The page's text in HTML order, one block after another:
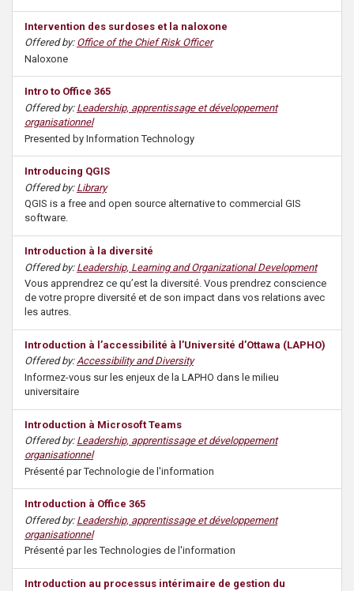
Intervention des surdoses et la naloxone
Offered by: Office of the Chief Risk Officer
Naloxone
Intro to Office 365
Offered by: Leadership, apprentissage et développement
organisationnel
Presented by Information Technology
Introducing QGIS
Offered by: Library
QGIS is a free and open source alternative to commercial GIS
software.
Introduction à la diversité
Offered by: Leadership, Learning and Organizational Development
Vous apprendrez ce qu’est la diversité. Vous prendrez conscience
de votre propre diversité et de son impact dans vos relations avec
les autres.
Introduction à l’accessibilité à l’Université d’Ottawa (LAPHO)
Offered by:Accessibility and Diversity
Informez-vous sur les enjeux de la LAPHO dans le milieu
universitaire
Introduction à Microsoft Teams
Offered by: Leadership, apprentissage et développement
organisationnel
Présenté par Technologie de l'information
Introduction à Office 365
Offered by: Leadership, apprentissage et développement
organisationnel
Présenté par les Technologies de l'information
Introduction au processus intérimaire de gestion du